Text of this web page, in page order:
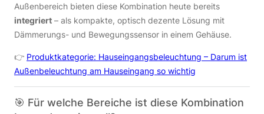
Außenbereich bieten diese Kombination heute bereits
integriert – als kompakte, optisch dezente Lösung mit
Dämmerungs- und Bewegungssensor in einem Gehäuse.
👉 Produktkategorie: Hauseingangsbeleuchtung – Darum ist
Außenbeleuchtung am Hauseingang so wichtig
🎯 Für welche Bereiche ist diese Kombination